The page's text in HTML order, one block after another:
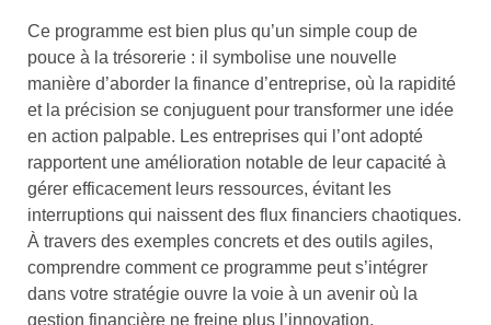
Ce programme est bien plus qu’un simple coup de
pouce à la trésorerie : il symbolise une nouvelle
manière d’aborder la finance d’entreprise, où la rapidité
et la précision se conjuguent pour transformer une idée
en action palpable. Les entreprises qui l’ont adopté
rapportent une amélioration notable de leur capacité à
gérer efficacement leurs ressources, évitant les
interruptions qui naissent des flux financiers chaotiques.
À travers des exemples concrets et des outils agiles,
comprendre comment ce programme peut s’intégrer
dans votre stratégie ouvre la voie à un avenir où la
gestion financière ne freine plus l’innovation.